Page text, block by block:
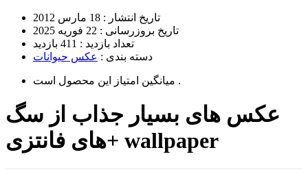
تاریخ انتشار : 18 مارس 2012
تاریخ بروزرسانی : 22 فوریه 2025
تعداد بازدید : 411 بازدید
دسته بندی : عکس حیوانات
میانگین امتیاز این محصول است .
عکس های بسیار جذاب از سگ
های فانتزی+ wallpaper